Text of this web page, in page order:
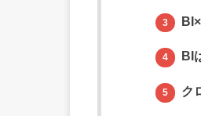
3
4 BI
5 ク